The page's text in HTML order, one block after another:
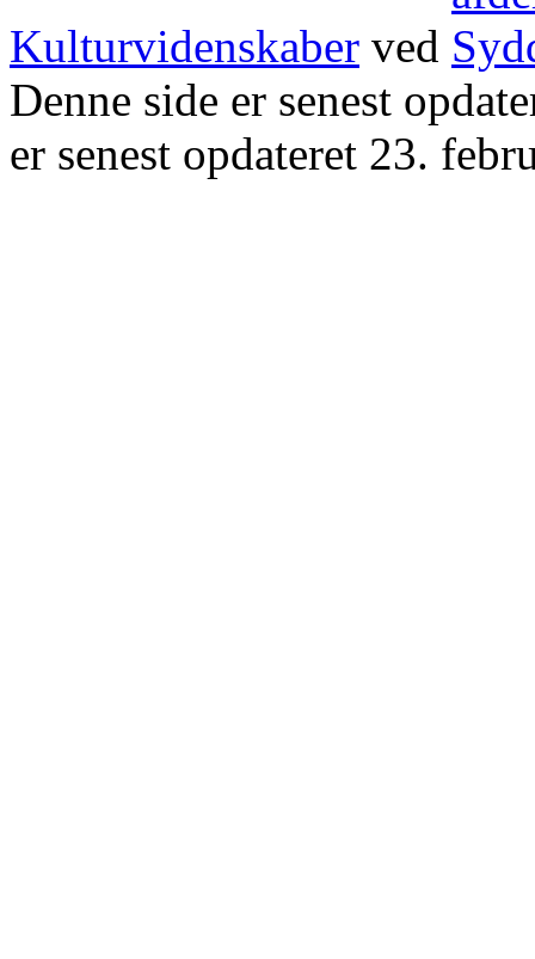
Kulturvidenskaber ved
Denne side er senest
er senest opdateret 23.